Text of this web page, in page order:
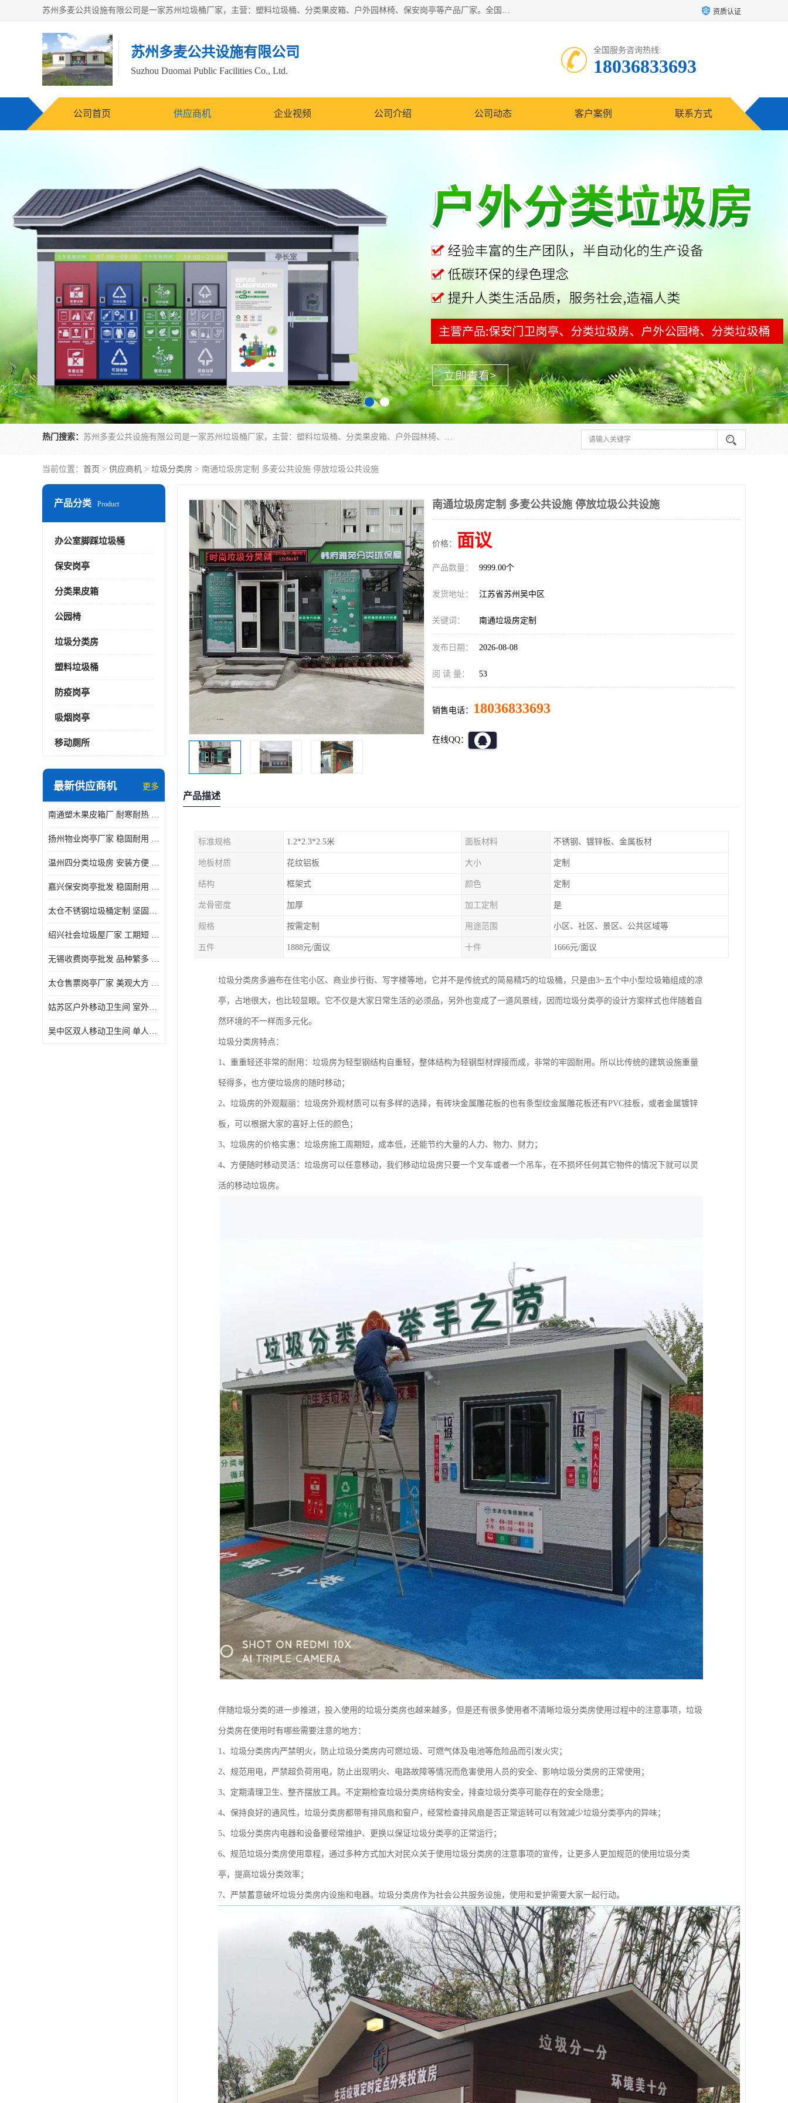
苏州多麦公共设施有限公司是一家苏州垃圾桶厂家，主营：塑料垃圾桶、分类果皮箱、户外园林椅、保安岗亭等产品厂家。全国统一热线电话：17105580222。公司组建完善的团队。设计人员，能根据客户要求，提供适合的设计方案，来满足客户的需求。 资质认证
苏州多麦公共设施有限公司
Suzhou Duomai Public Facilities Co., Ltd.
全国服务咨询热线:
18036833693
公司首页 供应商机 企业视频 公司介绍 公司动态 客户案例 联系方式
热门搜索： 苏州多麦公共设施有限公司是一家苏州垃圾桶厂家，主营：塑料垃圾桶、分类果皮箱、户外园林椅、保安岗亭等产品厂家。全国统一热线电话：17105580222。公司组建完善的团队。设计人员，能根据客户要求，提供适合的设计方案，来满足客户的需求。
当前位置： 首页 > 供应商机 > 垃圾分类房 > 南通垃圾房定制 多麦公共设施 停放垃圾公共设施
产品分类 Product
办公室脚踩垃圾桶
保安岗亭
分类果皮箱
公园椅
垃圾分类房
塑料垃圾桶
防疫岗亭
吸烟岗亭
移动厕所
最新供应商机 更多
南通塑木果皮箱厂 耐寒耐热 设计美观简洁
扬州物业岗亭厂家 稳固耐用 适用多场合
温州四分类垃圾房 安装方便 可移动位置且方便
嘉兴保安岗亭批发 稳固耐用 使用价值高
太仓不锈钢垃圾桶定制 坚固耐用 绝缘性能好
绍兴社会垃圾屋厂家 工期短 便于居民集中投放
无锡收费岗亭批发 品种繁多 适用多场合
太仓售票岗亭厂家 美观大方 使用寿命长
姑苏区户外移动卫生间 室外临时单人厕所供应厂家
吴中区双人移动卫生间 单人厕所供应厂家
南通垃圾房定制 多麦公共设施 停放垃圾公共设施
价格： 面议
产品数量： 9999.00个
发货地址： 江苏省苏州吴中区
关键词： 南通垃圾房定制
发布日期： 2026-08-08
阅 读 量： 53
销售电话： 18036833693
在线QQ：
产品描述
标准规格 1.2*2.3*2.5米 面板材料 不锈钢、镀锌板、金属板材
地板材质 花纹铝板 大小 定制
结构 框架式 颜色 定制
龙骨密度 加厚 加工定制 是
规格 按需定制 用途范围 小区、社区、景区、公共区域等
五件 1888元/面议 十件 1666元/面议
垃圾分类房多遍布在住宅小区、商业步行街、写字楼等地，它并不是传统式的简易精巧的垃圾桶，只是由3~五个中小型垃圾箱组成的凉
亭，占地很大，也比较显眼。它不仅是大家日常生活的必须品，另外也变成了一道风景线，因而垃圾分类亭的设计方案样式也伴随着自
然环境的不一样而多元化。
垃圾分类房特点：
1、重重轻还非常的耐用：垃圾房为轻型钢结构自重轻，整体结构为轻钢型材焊接而成，非常的牢固耐用。所以比传统的建筑设施重量
轻得多，也方便垃圾房的随时移动；
2、垃圾房的外观靓丽：垃圾房外观材质可以有多样的选择，有砖块金属雕花板的也有条型纹金属雕花板还有PVC挂板，或者金属镀锌
板，可以根据大家的喜好上任的颜色；
3、垃圾房的价格实惠：垃圾房施工周期短，成本低，还能节约大量的人力、物力、财力；
4、方便随时移动灵活：垃圾房可以任意移动，我们移动垃圾房只要一个叉车或者一个吊车，在不损坏任何其它物件的情况下就可以灵
活的移动垃圾房。
伴随垃圾分类的进一步推进，投入使用的垃圾分类房也越来越多，但是还有很多使用者不清晰垃圾分类房使用过程中的注意事项，垃圾
分类房在使用时有哪些需要注意的地方：
1、垃圾分类房内严禁明火，防止垃圾分类房内可燃垃圾、可燃气体及电池等危险品而引发火灾；
2、规范用电，严禁超负荷用电，防止出现明火、电路故障等情况而危害使用人员的安全、影响垃圾分类房的正常使用；
3、定期清理卫生、整齐摆放工具。不定期检查垃圾分类房结构安全，排查垃圾分类亭可能存在的安全隐患；
4、保持良好的通风性，垃圾分类房都带有排风扇和窗户，经常检查排风扇是否正常运转可以有效减少垃圾分类亭内的异味；
5、垃圾分类房内电器和设备要经常维护、更换以保证垃圾分类亭的正常运行；
6、规范垃圾分类房使用章程，通过多种方式加大对民众关于使用垃圾分类房的注意事项的宣传，让更多人更加规范的使用垃圾分类
亭，提高垃圾分类效率；
7、严禁蓄意破坏垃圾分类房内设施和电器。垃圾分类房作为社会公共服务设施，使用和爱护需要大家一起行动。